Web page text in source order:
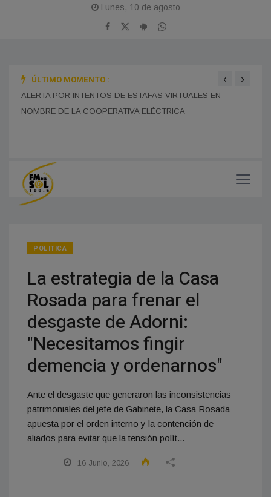
Lunes, 10 de agosto
ÚLTIMO MOMENTO :
ALERTA POR INTENTOS DE ESTAFAS VIRTUALES EN
NOMBRE DE LA COOPERATIVA ELÉCTRICA
‹ ›
POLITICA
La estrategia de la Casa
Rosada para frenar el
desgaste de Adorni:
"Necesitamos fingir
demencia y ordenarnos"
Ante el desgaste que generaron las inconsistencias
patrimoniales del jefe de Gabinete, la Casa Rosada
apuesta por el orden interno y la contención de
aliados para evitar que la tensión polít...
16 Junio, 2026